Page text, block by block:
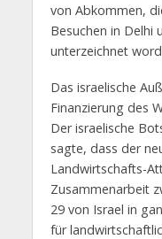
von Abkommen,
Besuchen in Delhi
unterzeichnet
Das israelische
Finanzierung des
Der israelische
sagte, dass der
Landwirtschafts-
Zusammenarbeit
29 von Israel in
für